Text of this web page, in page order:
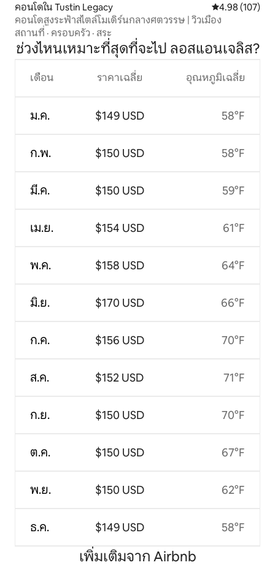
คอนโดใน Tustin Legacy คะแนนเฉลี่ย
4.98 (107)
คอนโดสูงระฟ้าสไตล์โมเดิร์นกลางศตวรรษ | วิวเมือง
สถานที่ · ครอบครัว · สระ
ช่วงไหนเหมาะที่สุดที่จะไป ลอสแอนเจลิส?
เดือน
ม.ค.
ก.พ.
มี.ค.
เม.ย.
พ.ค.
มิ.ย.
ก.ค.
ส.ค.
ก.ย.
ต.ค.
พ.ย.
ธ.ค.
ราคาเฉลี่ย
$149 USD
$150 USD
$150 USD
$154 USD
$158 USD
$170 USD
$156 USD
$152 USD
$150 USD
$150 USD
$150 USD
$149 USD
อุณหภูมิเฉลี่ย
58°F
58°F
59°F
61°F
64°F
66°F
70°F
71°F
70°F
67°F
62°F
58°F
เพิ่มเติมจาก Airbnb